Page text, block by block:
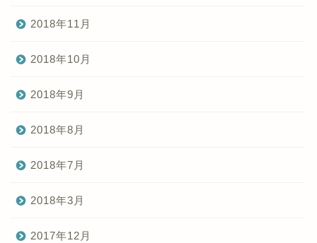
2018年11月
2018年10月
2018年9月
2018年8月
2018年7月
2018年3月
2017年12月